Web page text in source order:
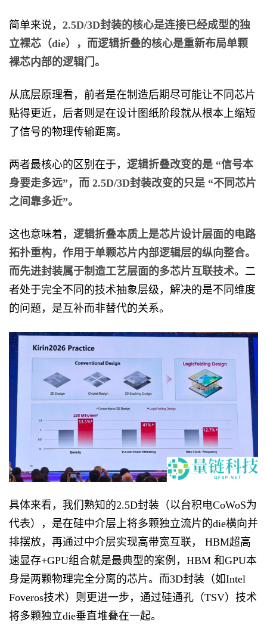
简单来说， 2.5D/3D封装的核心是连接已经成型的独
立裸芯（die），而逻辑折叠的核心是重新布局单颗
裸芯内部的逻辑门。
从底层原理看，前者是在制造后期尽可能让不同芯片
贴得更近，后者则是在设计图纸阶段就从根本上缩短
了信号的物理传输距离。
两者最核心的区别在于， 逻辑折叠改变的是 “信号本
身要走多远”，而 2.5D/3D封装改变的只是 “不同芯片
之间靠多近”。
这也意味着， 逻辑折叠本质上是芯片设计层面的电路
拓扑重构，作用于单颗芯片内部逻辑层的纵向整合。
而先进封装属于制造工艺层面的多芯片互联技术。二
者处于完全不同的技术抽象层级，解决的是不同维度
的问题，是互补而非替代的关系。
具体来看，我们熟知的2.5D封装（以台积电CoWoS为
代表），是在硅中介层上将多颗独立流片的die横向并
排摆放，再通过中介层实现高带宽互联， HBM超高
速显存+GPU组合就是最典型的案例，HBM 和GPU本
身是两颗物理完全分离的芯片。而3D封装（如Intel
Foveros技术）则更进一步，通过硅通孔（TSV）技术
将多颗独立die垂直堆叠在一起。